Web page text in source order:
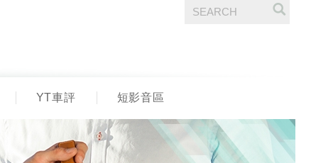
YT車評 短影音區